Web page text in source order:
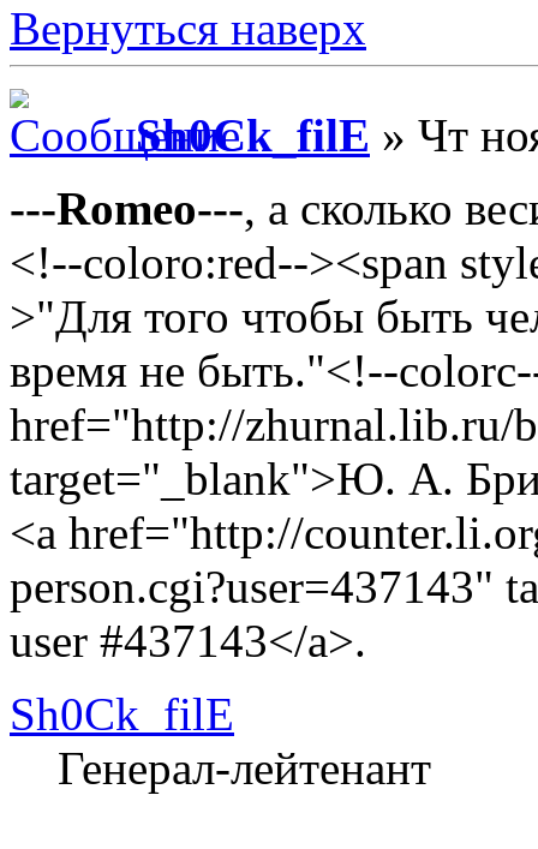
Вернуться наверх
Sh0Ck_filE » Чт
---Romeo---, а сколько
<!--coloro:red--><span
>"Для того чтобы быть
время не быть."<!--
href="http://zhurnal.lib.ru/
target="_blank">Ю. А.
<a href="http://
person.cgi?user=437143"
user #437143</a>.
Sh0Ck_filE
Генерал-лейтенант